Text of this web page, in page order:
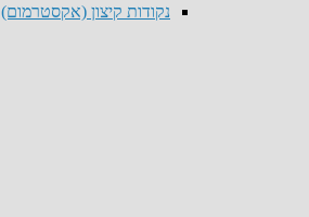
נקודות קיצון (אקסטרמום)